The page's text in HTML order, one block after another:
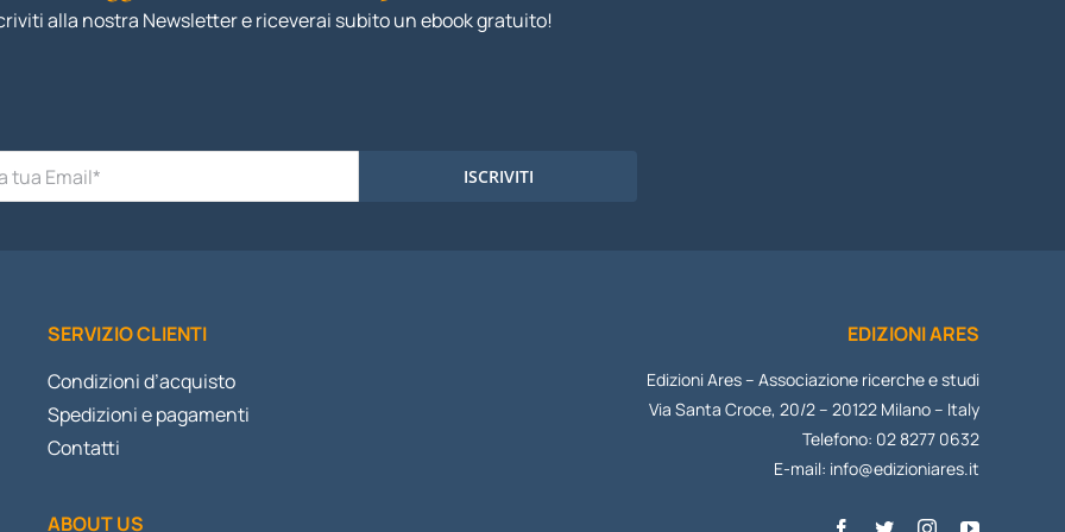
alla nostra Newsletter e riceverai subito un ebook gratuito!
ISCRIVITI
SERVIZIO CLIENTI
Condizioni d’acquisto
Spedizioni e pagamenti
Contatti
ABOUT US
EDIZIONI ARES
Edizioni Ares – Associazione ricerche e studi
Via Santa Croce, 20/2 – 20122 Milano – Italy
Telefono: 02 8277 0632
E-mail: info@edizioniares.it